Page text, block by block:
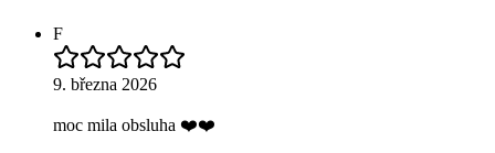
F
9. března 2026
moc mila obsluha ❤️❤️